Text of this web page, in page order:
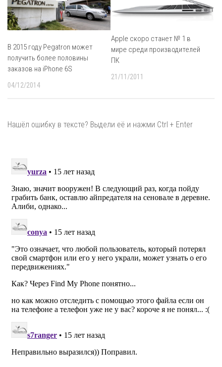
В 2015 году Pegatron может
получить более половины
заказов на iPhone 6S
04/12/2014
Apple скоро станет № 1 в
мире среди производителей
ПК
21/11/2011
Нашёл ошибку в тексте? Выдели её и нажми Ctrl + Enter